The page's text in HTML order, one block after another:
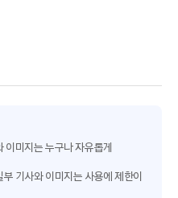
이미지는 누구나 자유롭게
기사와 이미지는 사용에 제한이